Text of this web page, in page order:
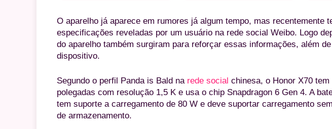
O aparelho já aparece em rumores já algum tempo, mas recentemente
especificações reveladas por um usuário na rede social Weibo. Logo
do aparelho também surgiram para reforçar essas informações, além
dispositivo.
Segundo o perfil Panda is Bald na rede social chinesa, o Honor X70
polegadas com resolução 1,5 K e usa o chip Snapdragon 6 Gen 4. A
tem suporte a carregamento de 80 W e deve suportar carregamento
de armazenamento.